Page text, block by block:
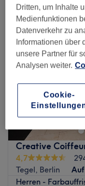
Creative
4,7
Tegel, Berlin
Herren -
Dritten, um Inhalte
Medienfunktionen
Datenverkehr zu
Informationen über
unsere Partner für
Analysen weiter.
Cookie-